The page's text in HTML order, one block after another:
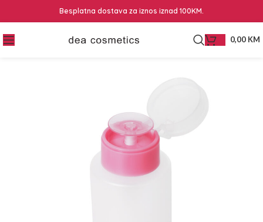
Besplatna dostava za iznos iznad 100KM.
0,00 KM